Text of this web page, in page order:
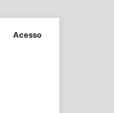
Acesso